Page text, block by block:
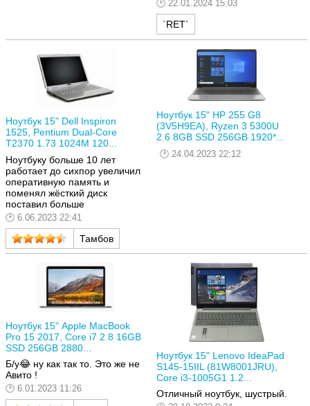
22.01.2024 15:03
`RET`
Ноутбук 15" Dell Inspiron
1525, Pentium Dual-Core
T2370 1.73 1024M 120...
Ноутбуку больше 10 лет
работает до сихпор увеличил
оперативную память и
поменял жёсткий диск
поставил больше
6.06.2023 22:41
Тамбов
Ноутбук 15" HP 255 G8
(3V5H9EA), Ryzen 3 5300U
2.6 8GB SSD 256GB 1920*...
24.04.2023 22:12
Ноутбук 15" Apple MacBook
Pro 15 2017, Core i7 2.8 16GB
SSD 256GB 2880...
Б/у😂 ну как так то. Это же не
Авито !
6.01.2023 11:26
Ноутбук 15" Lenovo IdeaPad
S145-15IIL (81W8001JRU),
Core i3-1005G1 1.2...
Отличный ноутбук, шустрый.